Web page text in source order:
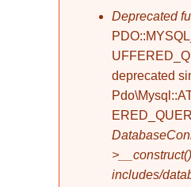
Deprecated
deprecated
>__construct()
includes/